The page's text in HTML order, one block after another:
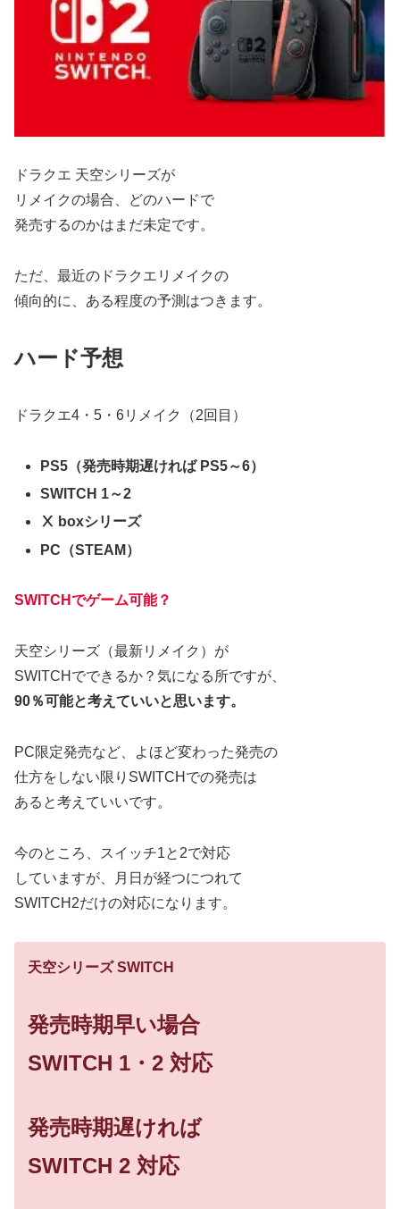
ドラクエ 天空シリーズが
リメイクの場合、どのハードで
発売するのかはまだ未定です。
ただ、最近のドラクエリメイクの
傾向的に、ある程度の予測はつきます。
ハード予想
ドラクエ4・5・6リメイク（2回目）
PS5（発売時期遅ければ PS5～6）
SWITCH 1～2
Ⅹ boxシリーズ
PC（STEAM）
SWITCHでゲーム可能？
天空シリーズ（最新リメイク）が
SWITCHでできるか？気になる所ですが、
90％可能と考えていいと思います。
PC限定発売など、よほど変わった発売の
仕方をしない限りSWITCHでの発売は
あると考えていいです。
今のところ、スイッチ1と2で対応
していますが、月日が経つにつれて
SWITCH2だけの対応になります。
天空シリーズ SWITCH
発売時期早い場合
SWITCH 1・2 対応
発売時期遅ければ
SWITCH 2 対応